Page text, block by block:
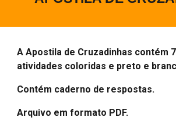
A Apostila de Cruzadinhas contém
atividades coloridas e preto e
Contém caderno de respostas.
Arquivo em formato PDF.